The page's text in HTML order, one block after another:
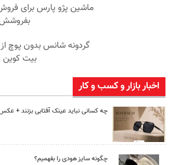
ماشین پژو پارس برای
بیت کوین
اخبار بازار و کسب و کار
چه کسانی نباید عینک آفتابی بزنند +
چگونه سایز هودی را بفهمیم؟